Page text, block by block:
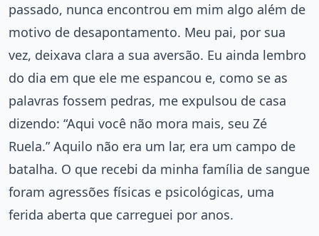
passado, nunca encontrou em mim algo além de
motivo de desapontamento. Meu pai, por sua
vez, deixava clara a sua aversão. Eu ainda lembro
do dia em que ele me espancou e, como se as
palavras fossem pedras, me expulsou de casa
dizendo: “Aqui você não mora mais, seu Zé
Ruela.” Aquilo não era um lar, era um campo de
batalha. O que recebi da minha família de sangue
foram agressões físicas e psicológicas, uma
ferida aberta que carreguei por anos.